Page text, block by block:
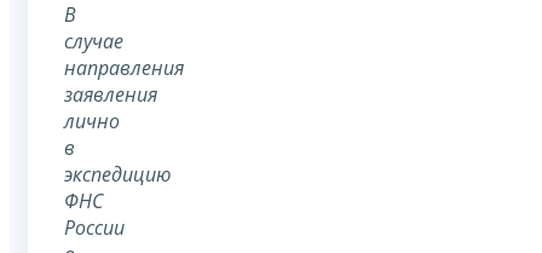
В
случае
направления
заявления
лично
в
экспедицию
ФНС
России